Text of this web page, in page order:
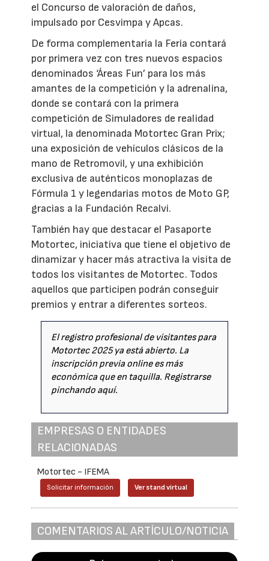
el Concurso de valoración de daños,
impulsado por Cesvimpa y Apcas.
De forma complementaria la Feria contará
por primera vez con tres nuevos espacios
denominados ‘Áreas Fun’ para los más
amantes de la competición y la adrenalina,
donde se contará con la primera
competición de Simuladores de realidad
virtual, la denominada Motortec Gran Prix;
una exposición de vehículos clásicos de la
mano de Retromovil, y una exhibición
exclusiva de auténticos monoplazas de
Fórmula 1 y legendarias motos de Moto GP,
gracias a la Fundación Recalvi.
También hay que destacar el Pasaporte
Motortec, iniciativa que tiene el objetivo de
dinamizar y hacer más atractiva la visita de
todos los visitantes de Motortec. Todos
aquellos que participen podrán conseguir
premios y entrar a diferentes sorteos.
El registro profesional de visitantes para
Motortec 2025 ya está abierto. La
inscripción previa online es más
económica que en taquilla. Registrarse
pinchando aquí.
EMPRESAS O ENTIDADES
RELACIONADAS
Motortec - IFEMA
Solicitar información Ver stand virtual
COMENTARIOS AL ARTÍCULO/NOTICIA